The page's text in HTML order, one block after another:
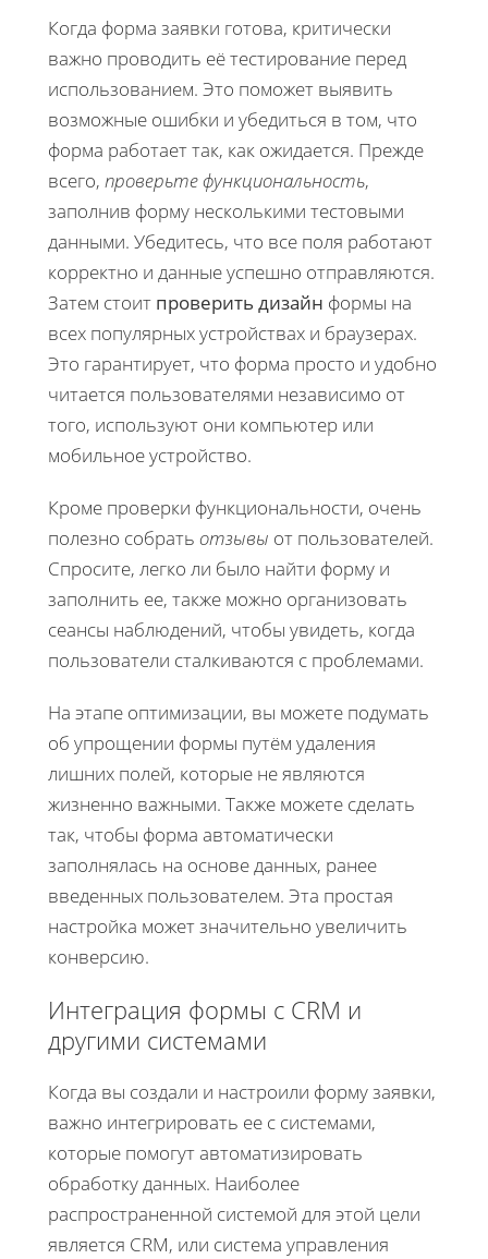
Когда форма заявки готова, критически
важно проводить её тестирование перед
использованием. Это поможет выявить
возможные ошибки и убедиться в том, что
форма работает так, как ожидается. Прежде
всего, проверьте функциональность,
заполнив форму несколькими тестовыми
данными. Убедитесь, что все поля работают
корректно и данные успешно отправляются.
Затем стоит проверить дизайн формы на
всех популярных устройствах и браузерах.
Это гарантирует, что форма просто и удобно
читается пользователями независимо от
того, используют они компьютер или
мобильное устройство.
Кроме проверки функциональности, очень
полезно собрать отзывы от пользователей.
Спросите, легко ли было найти форму и
заполнить ее, также можно организовать
сеансы наблюдений, чтобы увидеть, когда
пользователи сталкиваются с проблемами.
На этапе оптимизации, вы можете подумать
об упрощении формы путём удаления
лишних полей, которые не являются
жизненно важными. Также можете сделать
так, чтобы форма автоматически
заполнялась на основе данных, ранее
введенных пользователем. Эта простая
настройка может значительно увеличить
конверсию.
Интеграция формы с CRM и
другими системами
Когда вы создали и настроили форму заявки,
важно интегрировать ее с системами,
которые помогут автоматизировать
обработку данных. Наиболее
распространенной системой для этой цели
является CRM, или система управления